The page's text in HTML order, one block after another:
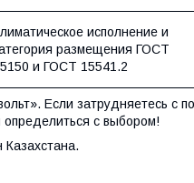
исполнение и
размещения ГОСТ
и ГОСТ 15541.2
Если затрудняетесь с
с выбором!